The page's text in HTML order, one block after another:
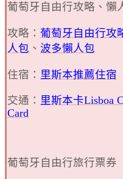
葡萄牙自由行攻略、懶
攻略： 葡萄牙自由行攻
人包 、 波多懶人包
住宿： 里斯本推薦住宿
交通： 里斯本卡Lisboa
Card
葡萄牙自由行旅行票券